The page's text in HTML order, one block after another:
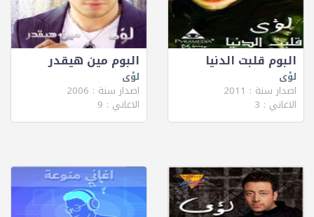
البوم قلبت الدنيا
لؤى
اصدار سنة : 2011
الاغاني : 3
البوم مين هيقدر
لؤى
اصدار سنة : 2006
الاغاني : 9